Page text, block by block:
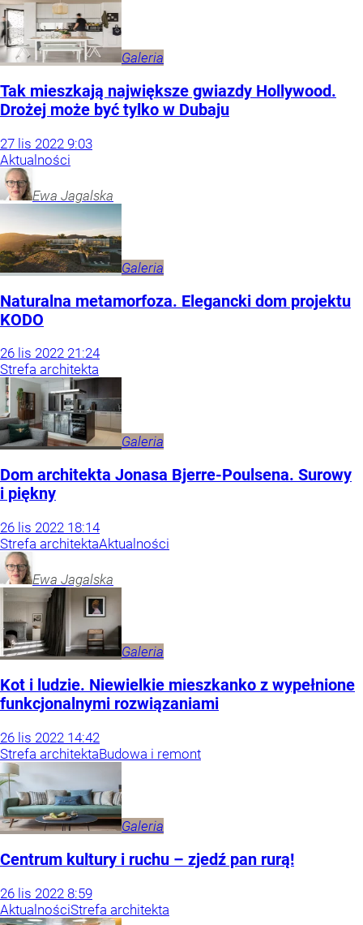
Galeria
Tak mieszkają największe gwiazdy Hollywood.
Drożej może być tylko w Dubaju
27 lis 2022 9:03
Aktualności
Ewa Jagalska
Galeria
Naturalna metamorfoza. Elegancki dom projektu
KODO
26 lis 2022 21:24
Strefa architekta
Galeria
Dom architekta Jonasa Bjerre-Poulsena. Surowy
i piękny
26 lis 2022 18:14
Strefa architektaAktualności
Ewa Jagalska
Galeria
Kot i ludzie. Niewielkie mieszkanko z wypełnione
funkcjonalnymi rozwiązaniami
26 lis 2022 14:42
Strefa architektaBudowa i remont
Galeria
Centrum kultury i ruchu – zjedź pan rurą!
26 lis 2022 8:59
AktualnościStrefa architekta